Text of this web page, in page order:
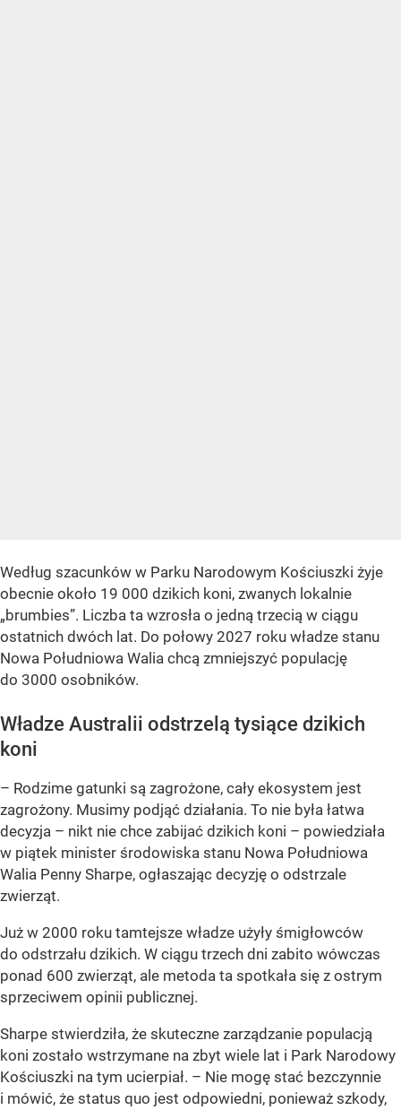
Według szacunków w Parku Narodowym Kościuszki żyje
obecnie około 19 000 dzikich koni, zwanych lokalnie
„brumbies”. Liczba ta wzrosła o jedną trzecią w ciągu
ostatnich dwóch lat. Do połowy 2027 roku władze stanu
Nowa Południowa Walia chcą zmniejszyć populację
do 3000 osobników.
Władze Australii odstrzelą tysiące dzikich
koni
– Rodzime gatunki są zagrożone, cały ekosystem jest
zagrożony. Musimy podjąć działania. To nie była łatwa
decyzja – nikt nie chce zabijać dzikich koni – powiedziała
w piątek minister środowiska stanu Nowa Południowa
Walia Penny Sharpe, ogłaszając decyzję o odstrzale
zwierząt.
Już w 2000 roku tamtejsze władze użyły śmigłowców
do odstrzału dzikich. W ciągu trzech dni zabito wówczas
ponad 600 zwierząt, ale metoda ta spotkała się z ostrym
sprzeciwem opinii publicznej.
Sharpe stwierdziła, że skuteczne zarządzanie populacją
koni zostało wstrzymane na zbyt wiele lat i Park Narodowy
Kościuszki na tym ucierpiał. – Nie mogę stać bezczynnie
i mówić, że status quo jest odpowiedni, ponieważ szkody,